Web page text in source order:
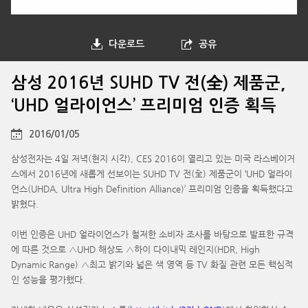
다운로드 공유
삼성 2016년 SUHD TV 전(全) 제품군,
‘UHD 얼라이언스’ 프리미엄 인증 획득
2016/01/05
삼성전자는 4일 저녁(현지 시각), CES 2016이 열리고 있는 미국 라스베이거
스에서 2016년에 새롭게 선보이는 SUHD TV 전(全) 제품군이 ‘UHD 얼라이
언스(UHDA, Ultra High Definition Alliance)’ 프리미엄 인증을 획득했다고
밝혔다.
이번 인증은 UHD 얼라이언스가 철저한 소비자 조사를 바탕으로 발표한 규격
에 따른 것으로 △UHD 해상도 △하이 다이내믹 레인지(HDR, High
Dynamic Range) △최고 밝기와 넓은 색 영역 등 TV 화질 관련 모든 핵심적
인 성능을 평가했다.